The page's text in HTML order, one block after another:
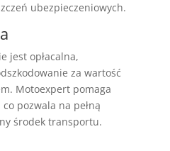
ubezpieczeniowych.
jest opłacalna,
za wartość
Motoexpert pomaga
pozwala na pełną
środek transportu.